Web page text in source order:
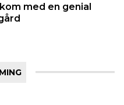
med en genial